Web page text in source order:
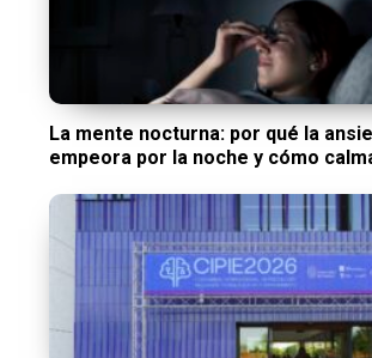
La mente nocturna: por qué la
empeora por la noche y cómo